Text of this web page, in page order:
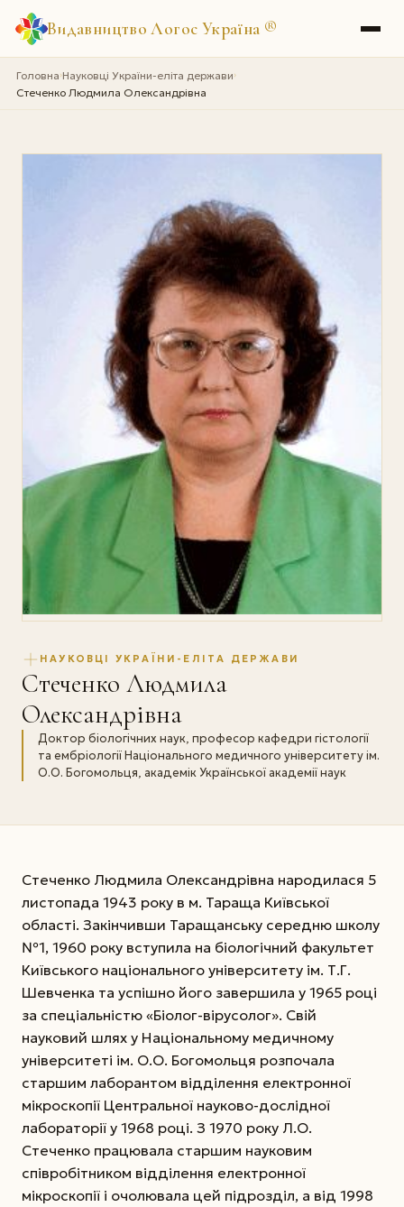
Видавництво Логос Україна ®
Головна›Науковці України-еліта держави›
Стеченко Людмила Олександрівна
НАУКОВЦІ УКРАЇНИ-ЕЛІТА ДЕРЖАВИ
Стеченко Людмила
Олександрівна
Доктор біологічних наук, професор кафедри гістології
та ембріології Національного медичного університету ім.
О.О. Богомольця, академік Української академії наук
Стеченко Людмила Олександрівна народилася 5
листопада 1943 року в м. Тараща Київської
області. Закінчивши Таращанську середню школу
№1, 1960 року вступила на біологічний факультет
Київського національного університету ім. Т.Г.
Шевченка та успішно його завершила у 1965 році
за спеціальністю «Біолог-вірусолог». Свій
науковий шлях у Національному медичному
університеті ім. О.О. Богомольця розпочала
старшим лаборантом відділення електронної
мікроскопії Центральної науково-дослідної
лабораторії у 1968 році. З 1970 року Л.О.
Стеченко працювала старшим науковим
співробітником відділення електронної
мікроскопії і очолювала цей підрозділ, а від 1998